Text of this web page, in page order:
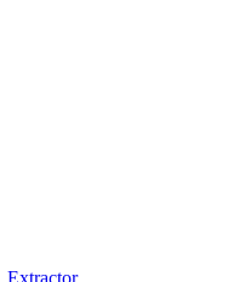
Extractor